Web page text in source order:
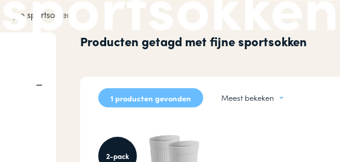
fijne sportsokken
Producten getagd met fijne sportsokken
1 producten gevonden Meest bekeken
2-pack